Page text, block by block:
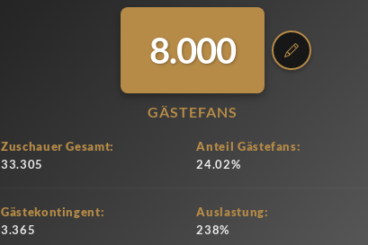
8.000
GÄSTEFANS
Zuschauer Gesamt:
33.305
Anteil Gästefans:
24.02%
Gästekontingent:
3.365
Auslastung:
238%